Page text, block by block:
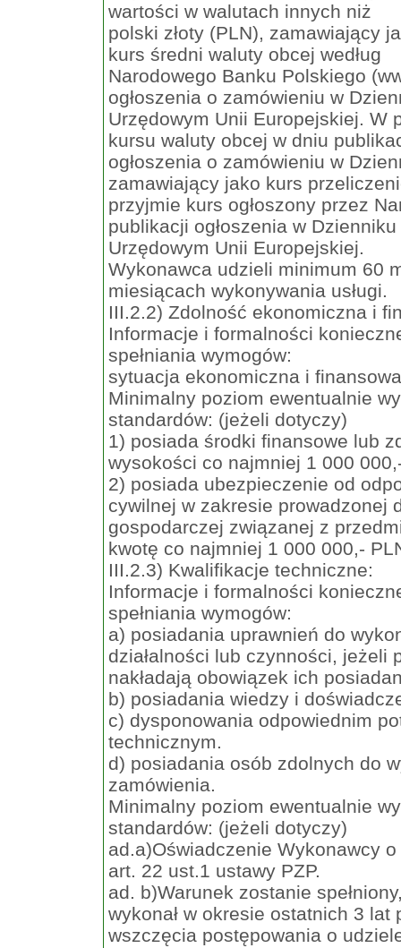
wartości w walutach innych niż
polski złoty (PLN), zamawiający
kurs średni waluty obcej według
Narodowego Banku Polskiego
ogłoszenia o zamówieniu w
Urzędowym Unii Europejskiej. W
kursu waluty obcej w dniu
ogłoszenia o zamówieniu w
zamawiający jako kurs
przyjmie kurs ogłoszony przez
publikacji ogłoszenia w Dzienniku
Urzędowym Unii Europejskiej.
Wykonawca udzieli minimum 60
miesiącach wykonywania usługi.
III.2.2) Zdolność ekonomiczna i
Informacje i formalności
spełniania wymogów:
sytuacja ekonomiczna i finansowa
Minimalny poziom ewentualnie
standardów: (jeżeli dotyczy)
1) posiada środki finansowe lub
wysokości co najmniej 1 000
2) posiada ubezpieczenie od
cywilnej w zakresie prowadzonej
gospodarczej związanej z
kwotę co najmniej 1 000 000,-
III.2.3) Kwalifikacje techniczne:
Informacje i formalności
spełniania wymogów:
a) posiadania uprawnień do
działalności lub czynności, jeżeli
nakładają obowiązek ich
b) posiadania wiedzy i
c) dysponowania odpowiednim
technicznym.
d) posiadania osób zdolnych do
zamówienia.
Minimalny poziom ewentualnie
standardów: (jeżeli dotyczy)
ad.a)Oświadczenie Wykonawcy
art. 22 ust.1 ustawy PZP.
ad. b)Warunek zostanie
wykonał w okresie ostatnich 3 lat
wszczęcia postępowania o